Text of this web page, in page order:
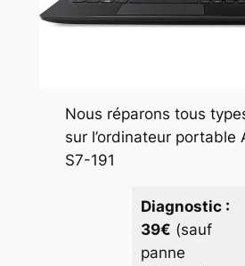
Nous réparons tous
sur l’ordinateur portable
S7-191
Diagnostic :
39€ (sauf
panne